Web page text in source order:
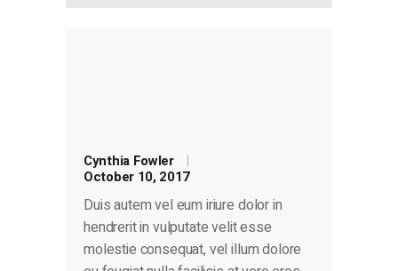
Cynthia Fowler
October 10, 2017
Duis autem vel eum iriure dolor in
hendrerit in vulputate velit esse
molestie consequat, vel illum dolore